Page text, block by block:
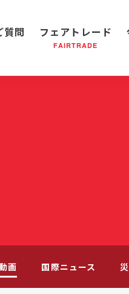
目指す未来 小隊(教会)
スバンドのCD バザー
祉事業 出版物のご案内
質問 フェアトレード
FAIRTRADE
画 国際ニュース